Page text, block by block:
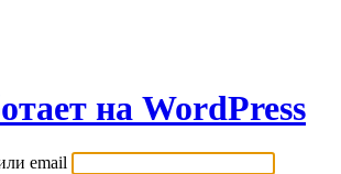
на WordPress
email